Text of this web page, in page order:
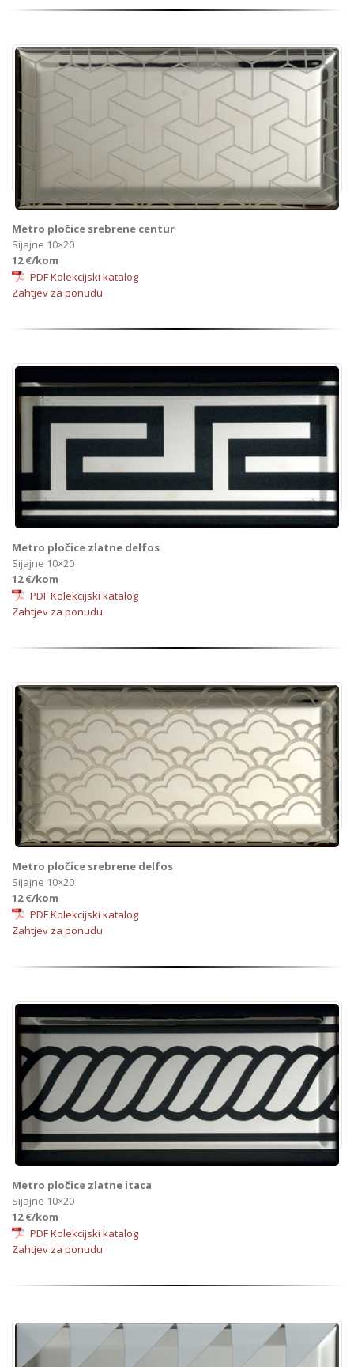
Metro pločice srebrene centur
Sijajne 10×20
12 €/kom
PDF Kolekcijski katalog
Zahtjev za ponudu
Metro pločice zlatne delfos
Sijajne 10×20
12 €/kom
PDF Kolekcijski katalog
Zahtjev za ponudu
Metro pločice srebrene delfos
Sijajne 10×20
12 €/kom
PDF Kolekcijski katalog
Zahtjev za ponudu
Metro pločice zlatne itaca
Sijajne 10×20
12 €/kom
PDF Kolekcijski katalog
Zahtjev za ponudu